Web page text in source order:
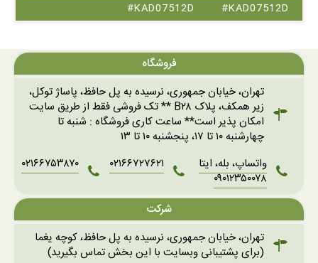
#KAD07512D
#KAD07512D
فروشگاه
تهران، خیابان جمهوری، نرسیده به پل حافظ، پاساژ توکل،
زیر همکف، پلاک B۲۸ ** تک فروشی فقط از طریق سایت
امکان پذیر است** ساعت کاری فروشگاه : شنبه تا
چهارشنبه ۱۰ تا ۱۷، پنجشنبه ۱۰ تا ۱۳
واتساپ، بله، ایتا
۰۹۰۱۲۳۵۰۰۷۸
۰۲۱۶۶۷۲۷۶۲۱ ۰۲۱۶۶۷۵۳۸۷۰
شرکت
تهران، خیابان جمهوری، نرسیده به پل حافظ، کوچه یغما
(برای پشتیبانی وبسایت با این بخش تماس بگیرید)